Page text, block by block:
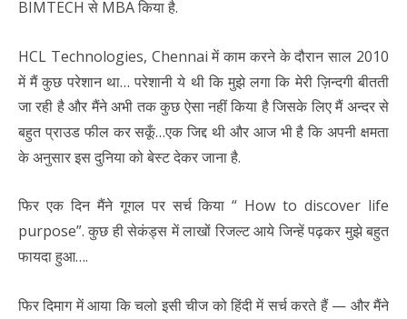
BIMTECH से MBA किया है.
HCL Technologies, Chennai में काम करने के दौरान साल 2010
में मैं कुछ परेशान था…परेशानी ये थी कि मुझे लगा कि मेरी ज़िन्दगी बीतती
जा रही है और मैंने अभी तक कुछ ऐसा नहीं किया है जिसके लिए मैं अन्दर से
बहुत प्राउड फील कर सकूँ…एक जिद्द थी और आज भी है कि अपनी क्षमता
के अनुसार इस दुनिया को बेस्ट देकर जाना है.
फिर एक दिन मैंने गूगल पर सर्च किया “ How to discover life
purpose”.कुछ ही सेकंड्स में लाखों रिजल्ट आये जिन्हें पढ़कर मुझे बहुत
फायदा हुआ….
फिर दिमाग में आया कि चलो इसी चीज को हिंदी में सर्च करते हैं — और मैंने